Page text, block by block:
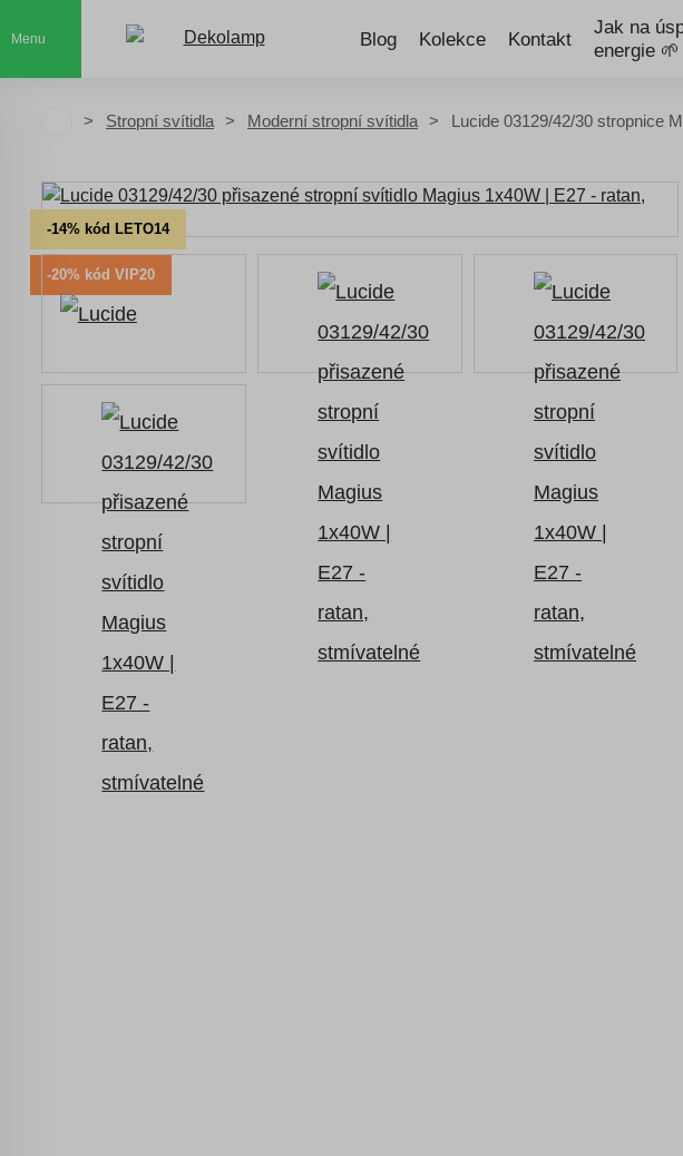
Menu Blog Kolekce Kontakt
Jak na
energie 🌱
Stropní svítidla Moderní stropní svítidla Lucide 03129/42/30 stropnice
-14% kód LETO14
-20% kód VIP20